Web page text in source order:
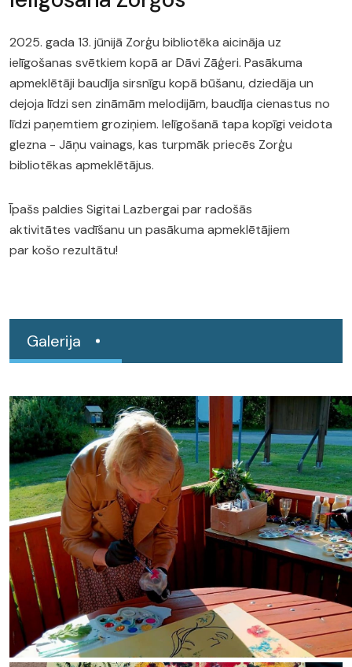
2025. gada 13. jūnijā Zorģu bibliotēka aicināja uz
ielīgošanas svētkiem kopā ar Dāvi Zāģeri. Pasākuma
apmeklētāji baudīja sirsnīgu kopā būšanu, dziedāja un
dejoja līdzi sen zināmām melodijām, baudīja cienastus no
līdzi paņemtiem groziņiem. Ielīgošanā tapa kopīgi veidota
glezna - Jāņu vainags, kas turpmāk priecēs Zorģu
bibliotēkas apmeklētājus.
Īpašs paldies Sigitai Lazbergai par radošās
aktivitātes vadīšanu un pasākuma apmeklētājiem
par košo rezultātu!
Galerija